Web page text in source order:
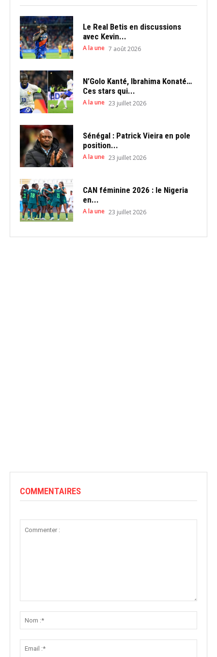
Le Real Betis en discussions
avec Kevin...
A la une 7 août 2026
N’Golo Kanté, Ibrahima Konaté…
Ces stars qui...
A la une 23 juillet 2026
Sénégal : Patrick Vieira en pole
position...
A la une 23 juillet 2026
CAN féminine 2026 : le Nigeria
en...
A la une 23 juillet 2026
COMMENTAIRES